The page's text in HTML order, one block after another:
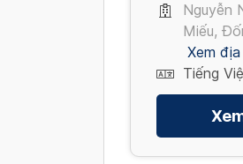
Nguyễn
Miếu,
Xem
Tiếng